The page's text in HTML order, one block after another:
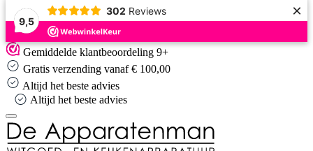
9,5
302 Reviews ×
Skip
to
content
Gemiddelde klantbeoordeling 9+
Gratis verzending vanaf € 100,00
Altijd het beste advies
Altijd het beste advies